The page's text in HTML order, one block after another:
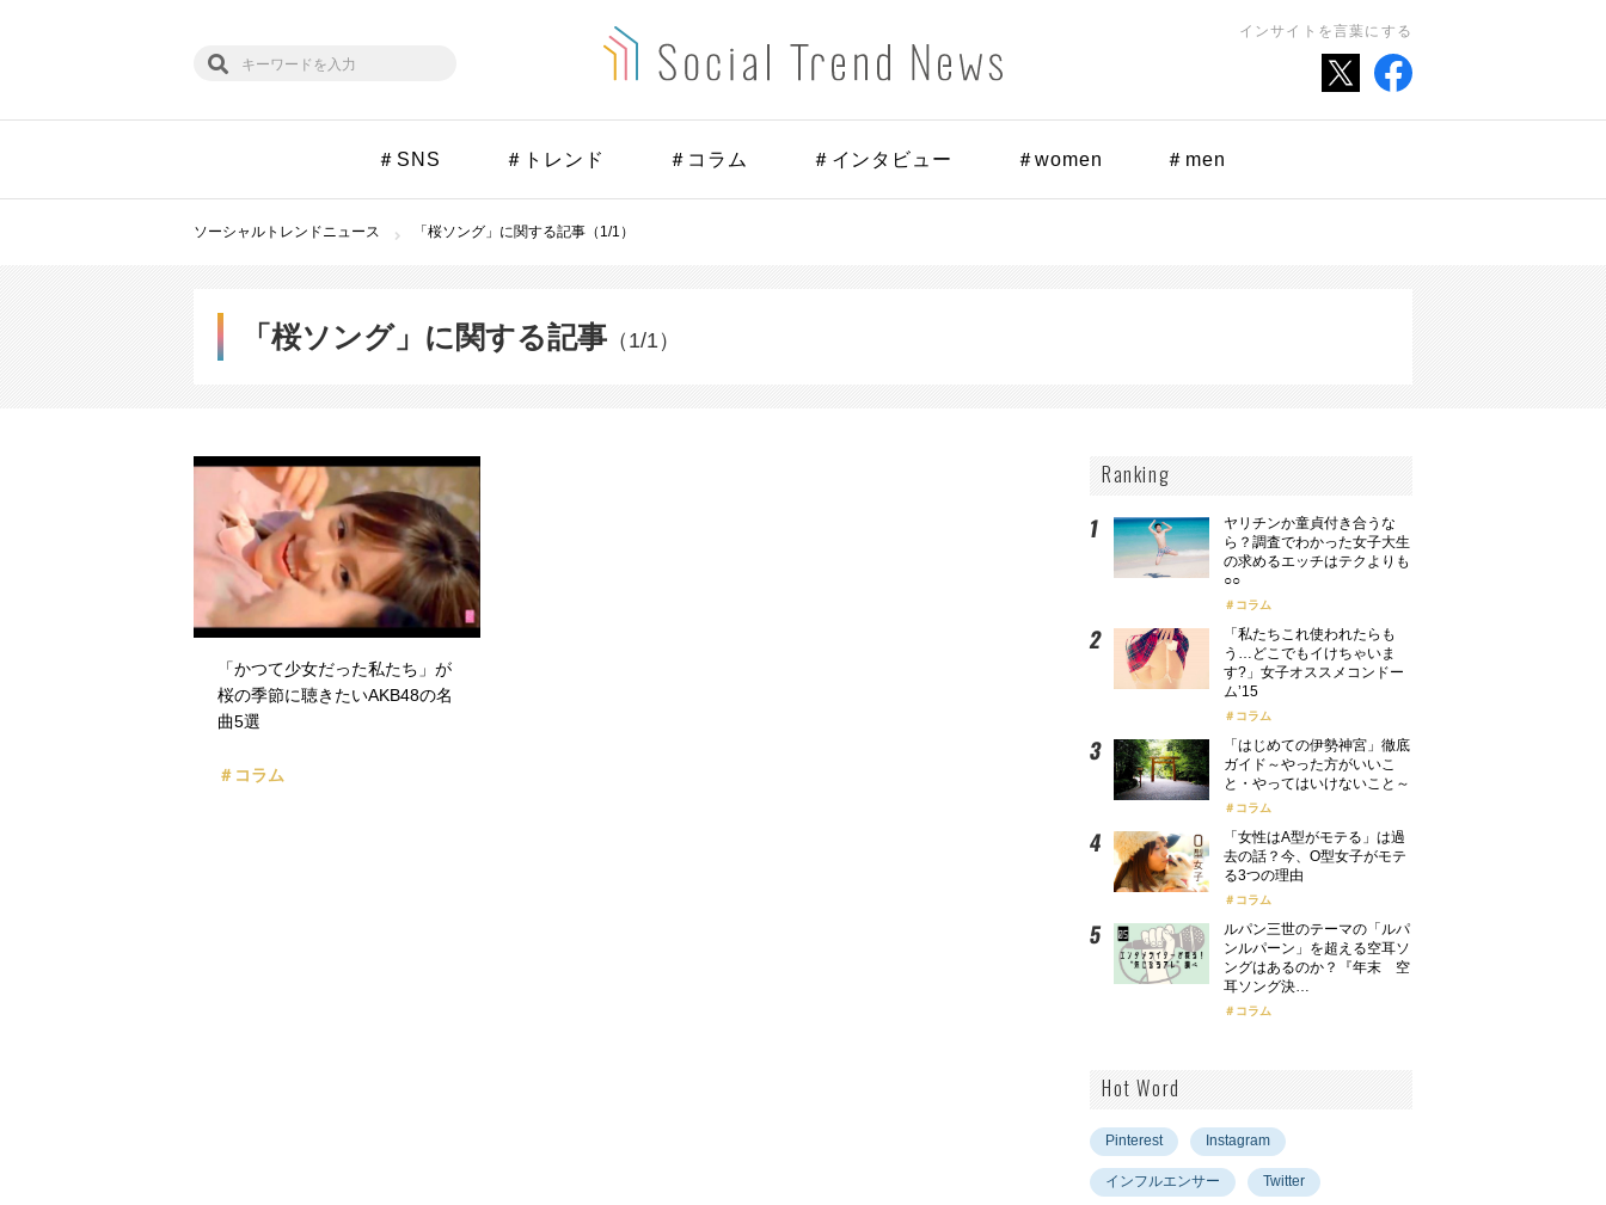
インサイトを言葉にする
＃SNS ＃トレンド ＃コラム ＃インタビュー ＃women ＃men
ソーシャルトレンドニュース 「桜ソング」に関する記事（1/1）
「桜ソング」に関する記事 （1/1）
「かつて少女だった私たち」が
桜の季節に聴きたいAKB48の名
曲5選
＃コラム
Ranking
ヤリチンか童貞付き合うな
ら？調査でわかった女子大生
の求めるエッチはテクよりも
○○
コラム
「私たちこれ使われたらも
う…どこでもイけちゃいま
す?」女子オススメコンドー
ム’15
コラム
「はじめての伊勢神宮」徹底
ガイド～やった方がいいこ
と・やってはいけないこと～
コラム
「女性はA型がモテる」は過
去の話？今、O型女子がモテ
る3つの理由
コラム
ルパン三世のテーマの「ルパ
ンルパーン」を超える空耳ソ
ングはあるのか？『年末 空
耳ソング決…
コラム
Hot Word
Pinterest Instagram
インフルエンサー Twitter